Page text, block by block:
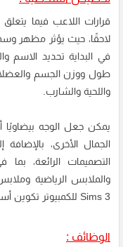
قرارات اللاعب فيما
لاحقًا، حيث يؤثر مظهر
في البداية تحديد الاسم
طول ووزن الجسم
واللحية والشارب.
يمكن جعل الوجه
الجمال الأخرى،
التصميمات الرائعة،
Sims 3 للكمبيوتر تكوين أسرة مكونة من شخص أو أكثر.
الوظائف :